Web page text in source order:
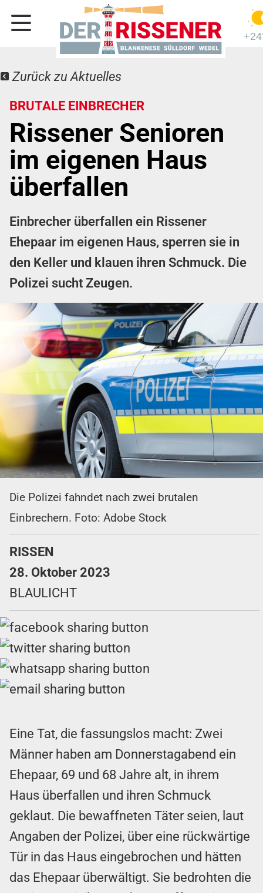
Zurück zu Aktuelles
BRUTALE EINBRECHER
Rissener Senioren
im eigenen Haus
überfallen
Einbrecher überfallen ein Rissener
Ehepaar im eigenen Haus, sperren sie in
den Keller und klauen ihren Schmuck. Die
Polizei sucht Zeugen.
Die Polizei fahndet nach zwei brutalen
Einbrechern. Foto: Adobe Stock
RISSEN
28. Oktober 2023
BLAULICHT
Eine Tat, die fassungslos macht: Zwei
Männer haben am Donnerstagabend ein
Ehepaar, 69 und 68 Jahre alt, in ihrem
Haus überfallen und ihren Schmuck
geklaut. Die bewaffneten Täter seien, laut
Angaben der Polizei, über eine rückwärtige
Tür in das Haus eingebrochen und hätten
das Ehepaar überwältigt. Sie bedrohten die